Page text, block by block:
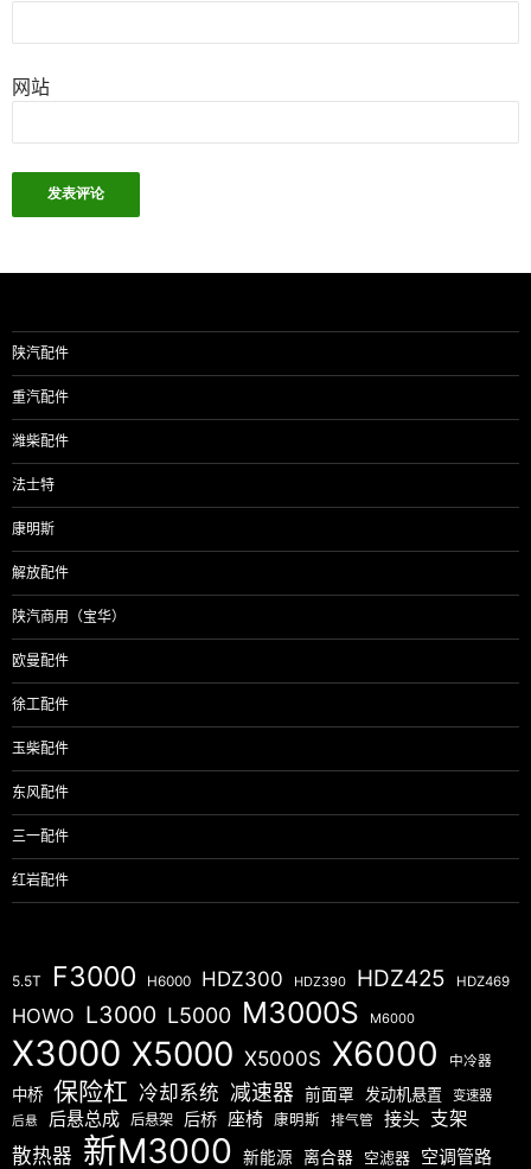
网站
陕汽配件
重汽配件
潍柴配件
法士特
康明斯
解放配件
陕汽商用（宝华）
欧曼配件
徐工配件
玉柴配件
东风配件
三一配件
红岩配件
5.5T F3000 H6000 HDZ300 HDZ390 HDZ425 HDZ469
HOWO L3000 L5000 M3000S M6000
X3000 X5000 X5000S X6000 中冷器
中桥 保险杠 冷却系统 减速器 前面罩 发动机悬置 变速器
后悬 后悬总成 后悬架 后桥 座椅 康明斯 排气管 接头 支架
散热器 新M3000 新能源 离合器 空滤器 空调管路